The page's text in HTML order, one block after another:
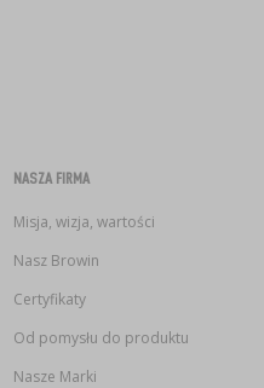
NASZA FIRMA
Misja, wizja, wartości
Nasz Browin
Certyfikaty
Od pomysłu do produktu
Nasze Marki